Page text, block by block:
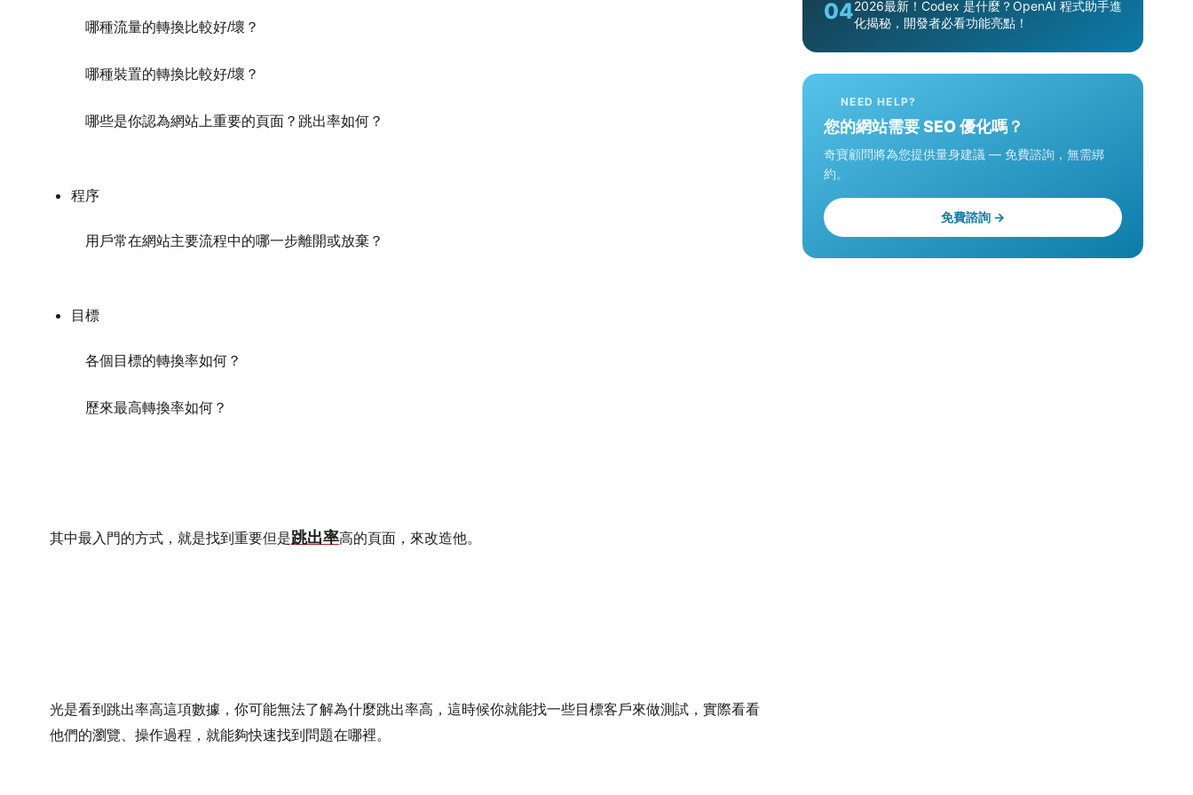
哪種流量的轉換比較好/壞？
哪種裝置的轉換比較好/壞？
哪些是你認為網站上重要的頁面？跳出率如何？
程序
用戶常在網站主要流程中的哪一步離開或放棄？
目標
各個目標的轉換率如何？
歷來最高轉換率如何？
其中最入門的方式，就是找到重要但是跳出率高的頁面，來改造他。
光是看到跳出率高這項數據，你可能無法了解為什麼跳出率高，這時候你就能找一些目標客戶來做測試，實際看看
他們的瀏覽、操作過程，就能夠快速找到問題在哪裡。
042026最新！Codex 是什麼？OpenAI 程式助手進
化揭秘，開發者必看功能亮點！
NEED HELP?
您的網站需要 SEO 優化嗎？
奇寶顧問將為您提供量身建議 — 免費諮詢，無需綁
約。
免費諮詢 →